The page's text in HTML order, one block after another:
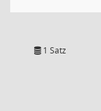
1 Satz